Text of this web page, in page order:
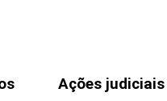
Ações judiciais